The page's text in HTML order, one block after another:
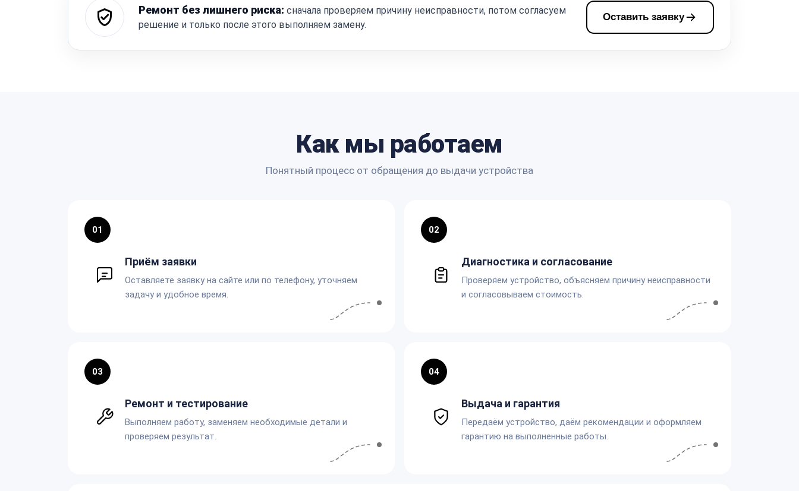
Ремонт без лишнего риска: сначала проверяем причину неисправности, потом согласуем
решение и только после этого выполняем замену.
Оставить заявку
Как мы работаем
Понятный процесс от обращения до выдачи устройства
01
Приём заявки
Оставляете заявку на сайте или по телефону, уточняем
задачу и удобное время.
02
Диагностика и согласование
Проверяем устройство, объясняем причину неисправности
и согласовываем стоимость.
03
Ремонт и тестирование
Выполняем работу, заменяем необходимые детали и
проверяем результат.
04
Выдача и гарантия
Передаём устройство, даём рекомендации и оформляем
гарантию на выполненные работы.